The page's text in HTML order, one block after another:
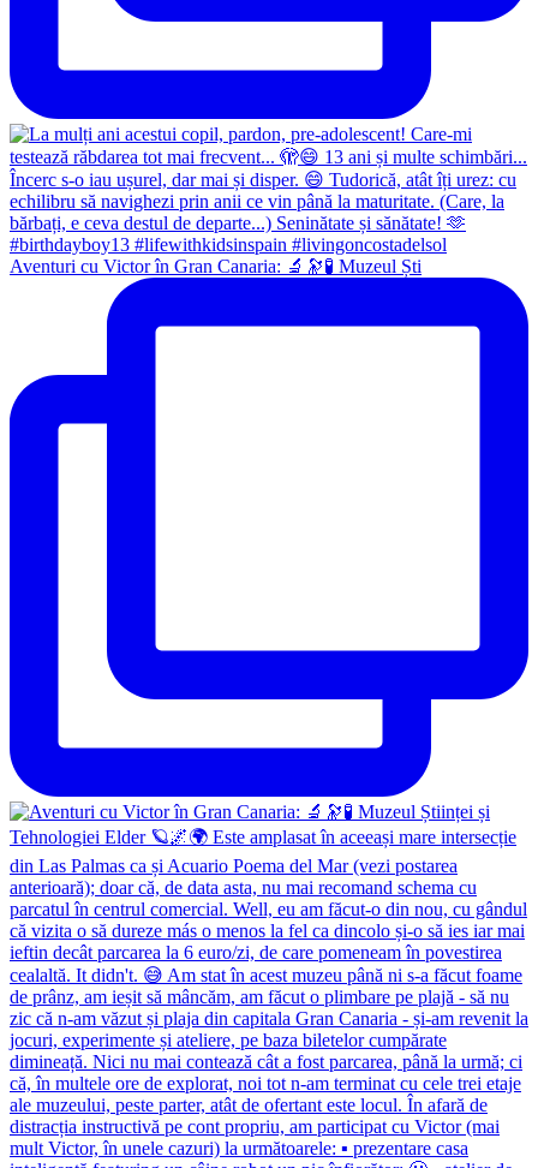
Aventuri cu Victor în Gran Canaria: 🔬🔭🧪 Muzeul Ști